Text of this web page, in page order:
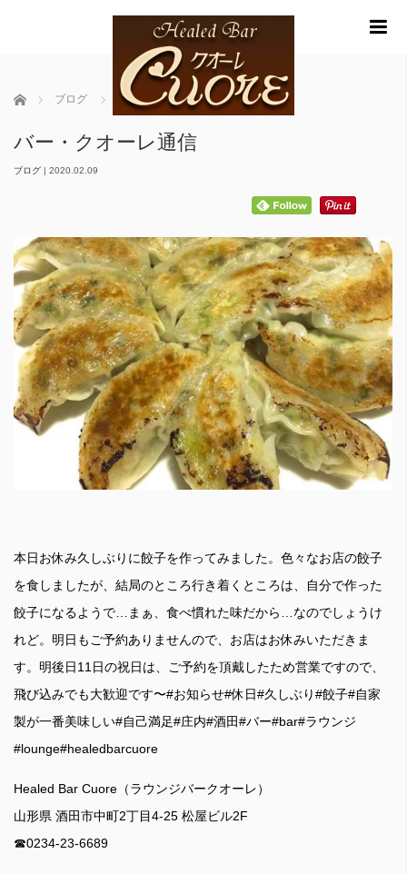
ホーム ブログ バー・クオーレ通信
バー・クオーレ通信
ブログ | 2020.02.09
本日お休み久しぶりに餃子を作ってみました。色々なお店の餃子
を食しましたが、結局のところ行き着くところは、自分で作った
餃子になるようで…まぁ、食べ慣れた味だから…なのでしょうけ
れど。明日もご予約ありませんので、お店はお休みいただきま
す。明後日11日の祝日は、ご予約を頂戴したため営業ですので、
飛び込みでも大歓迎です〜#お知らせ#休日#久しぶり#餃子#自家
製が一番美味しい#自己満足#庄内#酒田#バー#bar#ラウンジ
#lounge#healedbarcuore
Healed Bar Cuore（ラウンジバークオーレ）
山形県 酒田市中町2丁目4-25 松屋ビル2F
☎︎0234-23-6689